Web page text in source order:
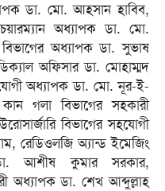
ডা. মো. আহসান হাবিব,
অধ্যাপক ডা. মো.
অধ্যাপক ডা. সুভাষ
অফিসার ডা. মোহাম্মদ
অধ্যাপক ডা. মো. নূর-ই-
গলা বিভাগের সহকারী
বিভাগের সহযোগী
রেডিওলজি অ্যান্ড ইমেজিং
আশীষ কুমার সরকার,
অধ্যাপক ডা. শেখ আব্দুল্লাহ